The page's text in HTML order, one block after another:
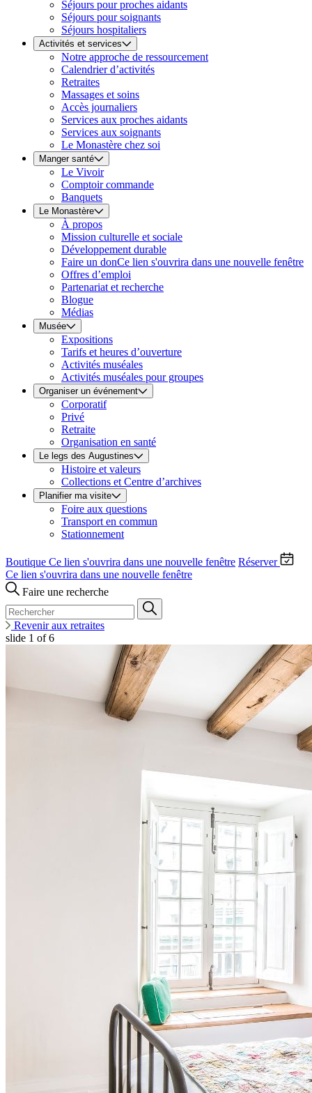
Séjours pour proches aidants
Séjours pour soignants
Séjours hospitaliers
Activités et services
Notre approche de ressourcement
Calendrier d’activités
Retraites
Massages et soins
Accès journaliers
Services aux proches aidants
Services aux soignants
Le Monastère chez soi
Manger santé
Le Vivoir
Comptoir commande
Banquets
Le Monastère
À propos
Mission culturelle et sociale
Développement durable
Faire un donCe lien s'ouvrira dans une nouvelle fenêtre
Offres d’emploi
Partenariat et recherche
Blogue
Médias
Musée
Expositions
Tarifs et heures d’ouverture
Activités muséales
Activités muséales pour groupes
Organiser un événement
Corporatif
Privé
Retraite
Organisation en santé
Le legs des Augustines
Histoire et valeurs
Collections et Centre d’archives
Planifier ma visite
Foire aux questions
Transport en commun
Stationnement
Boutique Ce lien s'ouvrira dans une nouvelle fenêtre Réserver
Ce lien s'ouvrira dans une nouvelle fenêtre
Faire une recherche
Revenir aux retraites
slide 1 of 6